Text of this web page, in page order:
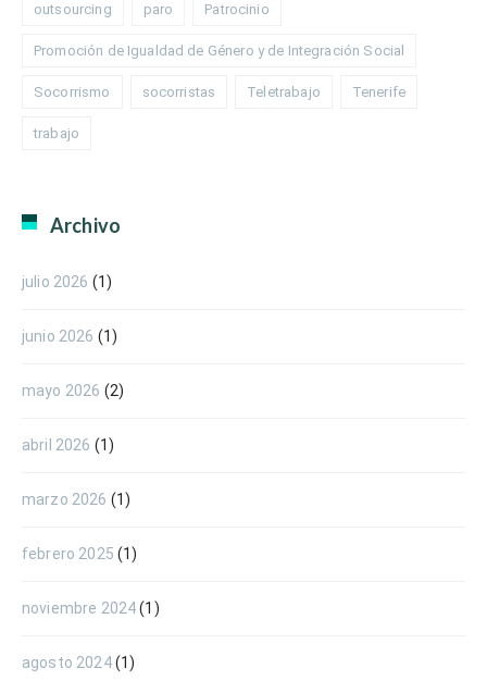
outsourcing paro Patrocinio
Promoción de Igualdad de Género y de Integración Social
Socorrismo socorristas Teletrabajo Tenerife
trabajo
Archivo
julio 2026 (1)
junio 2026 (1)
mayo 2026 (2)
abril 2026 (1)
marzo 2026 (1)
febrero 2025 (1)
noviembre 2024(1)
agosto 2024(1)